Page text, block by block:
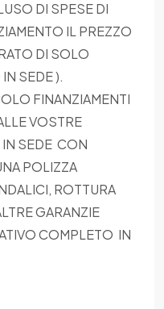
DI SPESE DI
IL PREZZO
DI SOLO
SEDE ).
FINANZIAMENTI
VOSTRE
IN SEDE CON
POLIZZA
ROTTURA
GARANZIE
COMPLETO IN